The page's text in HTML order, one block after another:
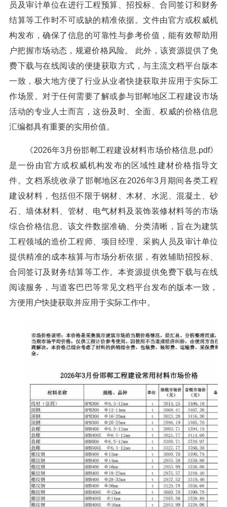
员及审计单位在进行工程预算、招投标、合同签订和财务
结算等工作时不可或缺的精准依据。文件由官方或权威机
构发布，确保了信息的可靠性与参考价值，能有效帮助用
户把握市场动态，规避价格风险。 此外，该资源提供了免
费下载与在线阅读的便捷获取方式，与主流文档平台版本
一致，极大地方便了行业从业者快捷获取并应用于实际工
作场景。对于任何需要了解或参与邯郸地区工程建设市场
活动的专业人士而言，这份及时、全面、权威的价格信息
汇编都具有重要的实用价值。
《2026年3月份邯郸工程建设材料市场价格信息.pdf》
是一份由官方或权威机构发布的区域性建材价格指导文
件。文档系统收录了邯郸地区在2026年3月期间各类工程
建设材料，包括但不限于钢材、木材、水泥、混凝土、砂
石、墙体材料、管材、电气材料及装饰装修材料等的市场
综合价格信息。该文件数据准确、分类清晰，旨在为建筑
工程领域的造价工程师、项目经理、采购人员及审计单位
提供精准的成本核算与市场分析依据，有效辅助招投标、
合同签订及财务结算等工作。本资源提供免费下载与在线
阅读服务，与道客巴巴等常见文档平台发布的版本一致，
方便用户快捷获取并应用于实际工作中。